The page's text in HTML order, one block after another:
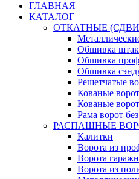
ГЛАВНАЯ
КАТАЛОГ
ОТКАТНЫЕ
Обшивка
Обшивка
Обшивка
Решетчатые
Кованые
Кованые
Рама ворот
РАСПАШНЫЕ
Калитки
Ворота из
Ворота
Ворота из